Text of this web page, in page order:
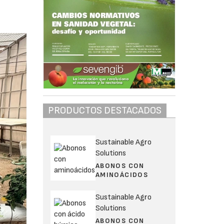
PRODUCTOS DESTACADOS
Sustainable Agro
Solutions
ABONOS CON
AMINOÁCIDOS
Sustainable Agro
Solutions
ABONOS CON